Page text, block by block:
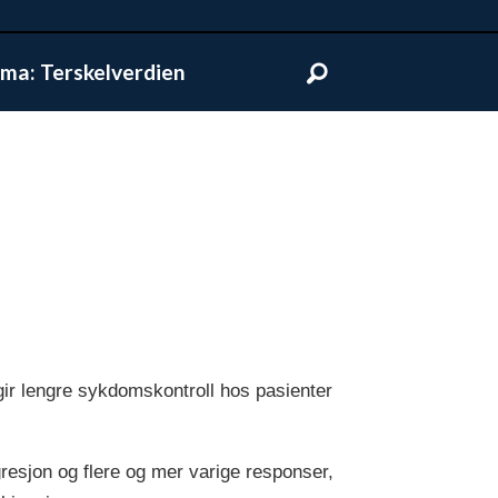
Terskelverdien
lengre sykdomskontroll hos pasienter
og flere og mer varige responser,